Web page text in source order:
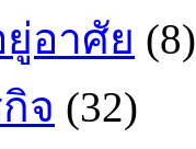
อาศัย (8)
จ (32)